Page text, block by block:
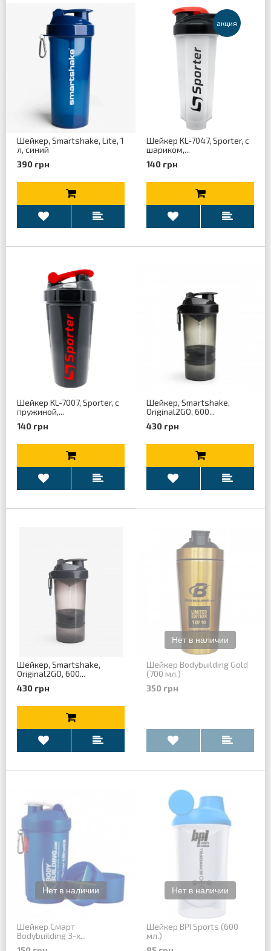
Шейкер, Smartshake, Lite, 1
л, синий
390 грн
aкция
Шейкер KL-7047, Sporter, с
шариком,...
140 грн
Шейкер KL-7007, Sporter, с
пружиной,...
140 грн
Шейкер, Smartshake,
Original2GO, 600...
430 грн
Шейкер, Smartshake,
Original2GO, 600...
430 грн
Шейкер Bodybuilding Gold
(700 мл.)
350 грн
Шейкер Смарт
Bodybuilding 3-x...
Шейкер BPI Sports (600
мл.)